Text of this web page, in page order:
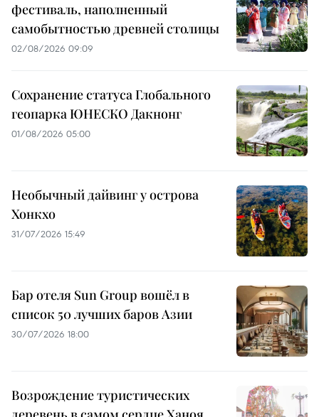
фестиваль, наполненный
самобытностью древней столицы
02/08/2026 09:09
Сохранение статуса Глобального
геопарка ЮНЕСКО Дакнонг
01/08/2026 05:00
Необычный дайвинг у острова
Хонкхо
31/07/2026 15:49
Бар отеля Sun Group вошёл в
список 50 лучших баров Азии
30/07/2026 18:00
Возрождение туристических